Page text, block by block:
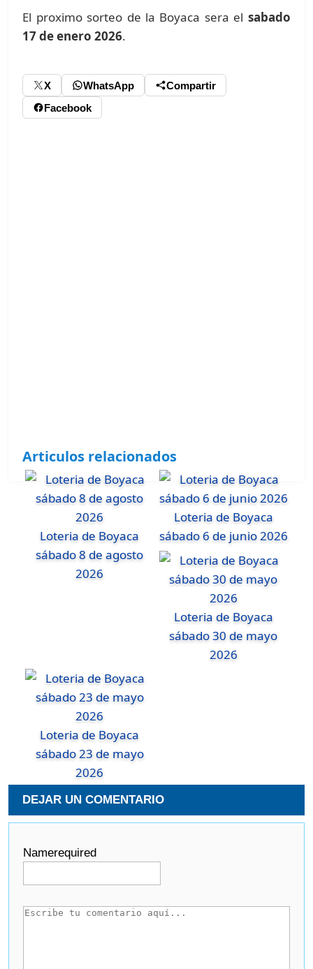
El proximo sorteo de la Boyaca sera el sabado
17 de enero 2026.
X WhatsApp
Compartir
Facebook
Articulos relacionados
Loteria de Boyaca
sábado 8 de agosto
2026
Loteria de Boyaca
sábado 6 de junio 2026
Loteria de Boyaca
sábado 30 de mayo
2026
Loteria de Boyaca
sábado 23 de mayo
2026
DEJAR UN COMENTARIO
Namerequired